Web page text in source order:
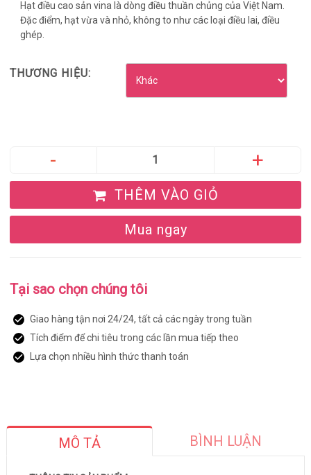
Hạt điều cao sản vina là dòng điều thuần chủng của Việt Nam.
Đặc điểm, hạt vừa và nhỏ, không to như các loại điều lai, điều
ghép.
THƯƠNG HIỆU:
THÊM VÀO GIỎ
Mua ngay
Tại sao chọn chúng tôi
Giao hàng tận nơi 24/24, tất cả các ngày trong tuần
Tích điểm để chi tiêu trong các lần mua tiếp theo
Lựa chọn nhiều hình thức thanh toán
MÔ TẢ BÌNH LUẬN